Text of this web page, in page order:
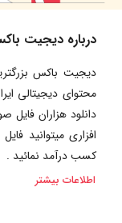
درباره دیجیت
دیجیت باکس
محتوای دیجیتالی
دانلود هزاران
افزاری میتوانید
کسب درآمد نمائید .
اطلاعات بیشتر